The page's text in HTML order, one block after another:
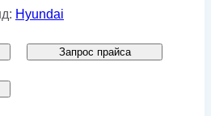
Hyundai
Запрос прайса